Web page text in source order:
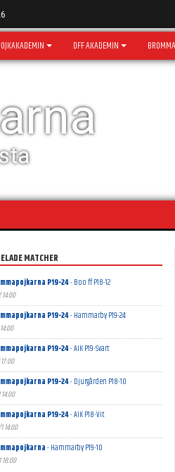
DFF AKADEMIN
MATCHER
P19-24- Boo ff P18-12
P19-24- Hammarby P19-24
P19-24- AIK P19-Svart
P19-24- Djurgården P18-10
P19-24- AIK P18-Vit
14:00
- Hammarby P19-10
18:00